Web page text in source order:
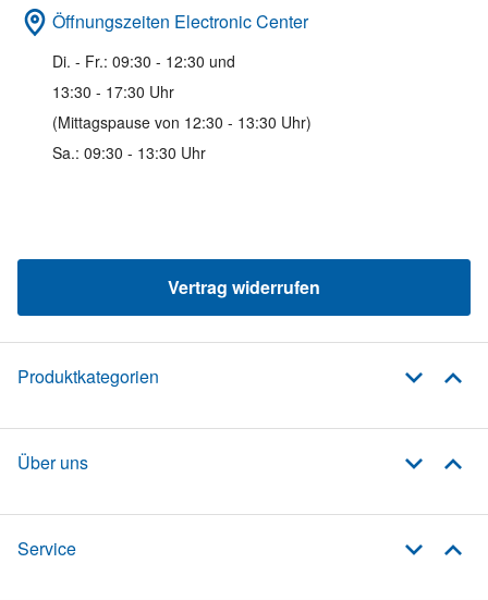
Öffnungszeiten Electronic Center
Di. - Fr.: 09:30 - 12:30 und
13:30 - 17:30 Uhr
(Mittagspause von 12:30 - 13:30 Uhr)
Sa.: 09:30 - 13:30 Uhr
Vertrag widerrufen
Produktkategorien
Über uns
Service